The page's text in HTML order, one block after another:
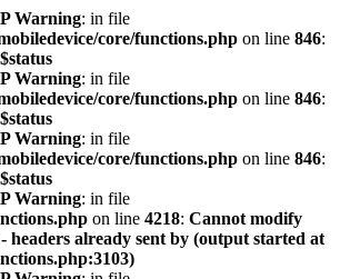
Warning: in file
core/functions.php on line 846:
Warning: in file
core/functions.php on line 846:
Warning: in file
core/functions.php on line 846:
Warning: in file
on line 4218: Cannot modify
headers already sent by (output started at